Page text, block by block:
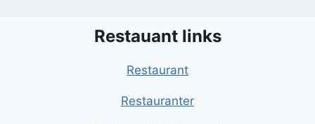
Restauant links
Restaurant
Restauranter